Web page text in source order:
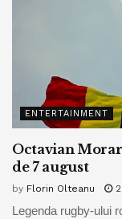
ENTERTAINMENT
Octavian
de 7 august
by Florin Olteanu
Legenda rugby-ului